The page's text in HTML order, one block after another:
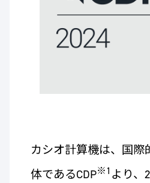
カシオ計算機は、国際
体であるCDP※1 より、